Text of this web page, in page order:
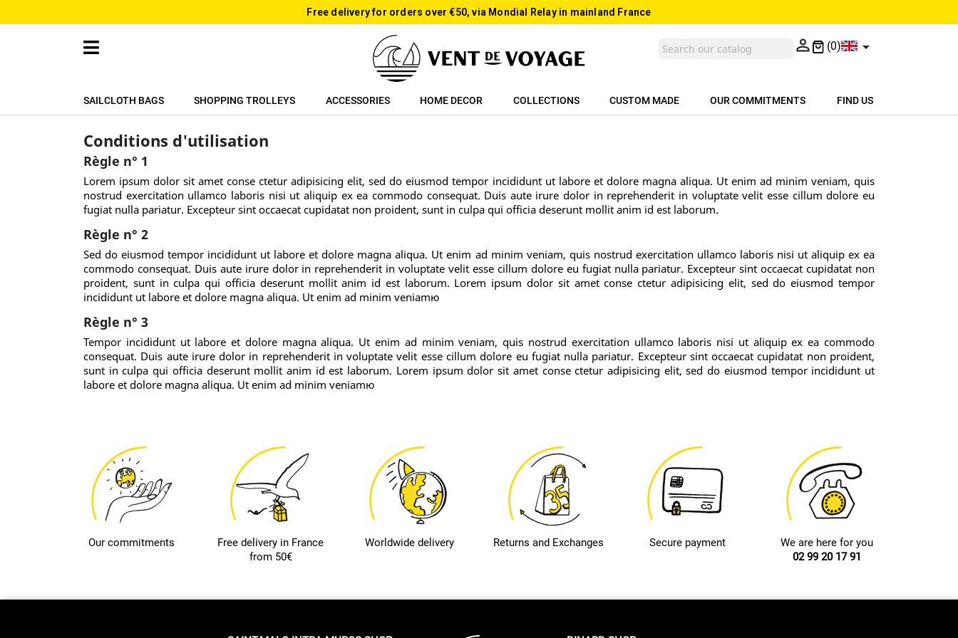
Free delivery for orders over €50, via Mondial Relay in mainland France
 (0) 
SAILCLOTH BAGS SHOPPING TROLLEYS ACCESSORIES HOME DECOR COLLECTIONS CUSTOM MADE OUR COMMITMENTS FIND US
Conditions d'utilisation
Règle n° 1
Lorem ipsum dolor sit amet conse ctetur adipisicing elit, sed do eiusmod tempor incididunt ut labore et dolore magna aliqua. Ut enim ad minim veniam, quis
nostrud exercitation ullamco laboris nisi ut aliquip ex ea commodo consequat. Duis aute irure dolor in reprehenderit in voluptate velit esse cillum dolore eu
fugiat nulla pariatur. Excepteur sint occaecat cupidatat non proident, sunt in culpa qui officia deserunt mollit anim id est laborum.
Règle n° 2
Sed do eiusmod tempor incididunt ut labore et dolore magna aliqua. Ut enim ad minim veniam, quis nostrud exercitation ullamco laboris nisi ut aliquip ex ea
commodo consequat. Duis aute irure dolor in reprehenderit in voluptate velit esse cillum dolore eu fugiat nulla pariatur. Excepteur sint occaecat cupidatat non
proident, sunt in culpa qui officia deserunt mollit anim id est laborum. Lorem ipsum dolor sit amet conse ctetur adipisicing elit, sed do eiusmod tempor
incididunt ut labore et dolore magna aliqua. Ut enim ad minim veniamю
Règle n° 3
Tempor incididunt ut labore et dolore magna aliqua. Ut enim ad minim veniam, quis nostrud exercitation ullamco laboris nisi ut aliquip ex ea commodo
consequat. Duis aute irure dolor in reprehenderit in voluptate velit esse cillum dolore eu fugiat nulla pariatur. Excepteur sint occaecat cupidatat non proident,
sunt in culpa qui officia deserunt mollit anim id est laborum. Lorem ipsum dolor sit amet conse ctetur adipisicing elit, sed do eiusmod tempor incididunt ut
labore et dolore magna aliqua. Ut enim ad minim veniamю
Our commitments
Free delivery in France
from 50€
Worldwide delivery Returns and Exchanges Secure payment
We are here for you
02 99 20 17 91